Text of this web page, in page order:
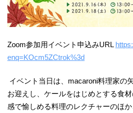
Zoom参加用イベント申込みURL
enq=KOcm5ZCtrok%3d
イベント当日は、macaroni料理家の
お迎えし、ケールをはじめとする食
感で愉しめる料理のレクチャーのほ